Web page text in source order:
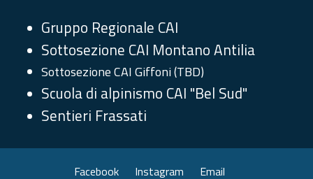
Gruppo Regionale CAI
Sottosezione CAI Montano Antilia
Sottosezione CAI Giffoni (TBD)
Scuola di alpinismo CAI "Bel Sud"
Sentieri Frassati
Facebook Instagram Email